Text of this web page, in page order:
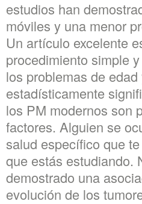
estudios han
móviles y una menor
Un artículo excelente
procedimiento simple
los problemas de
estadísticamente
los PM modernos son
factores. Alguien se
salud específico que
que estás estudiando.
demostrado una
evolución de los